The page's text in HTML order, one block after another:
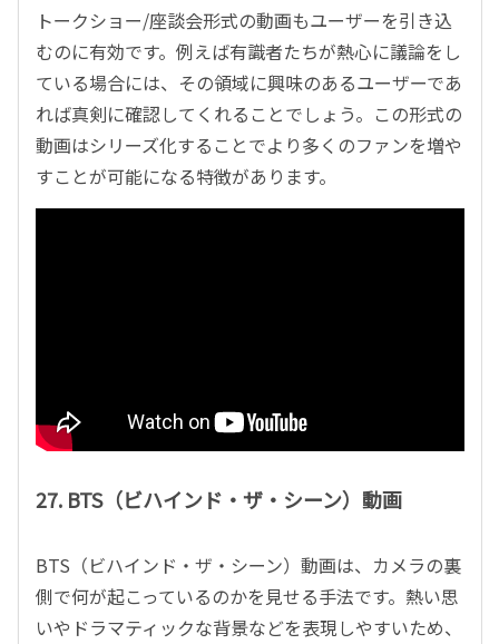
トークショー/座談会形式の動画もユーザーを引き込
むのに有効です。例えば有識者たちが熱心に議論をし
ている場合には、その領域に興味のあるユーザーであ
れば真剣に確認してくれることでしょう。この形式の
動画はシリーズ化することでより多くのファンを増や
すことが可能になる特徴があります。
27. BTS（ビハインド・ザ・シーン）動画
BTS（ビハインド・ザ・シーン）動画は、カメラの裏
側で何が起こっているのかを見せる手法です。熱い思
いやドラマティックな背景などを表現しやすいため、